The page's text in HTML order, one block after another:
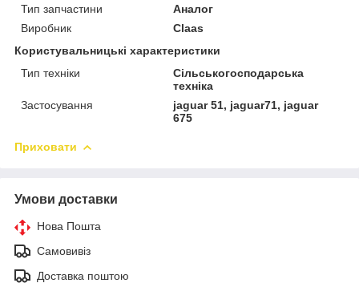
Тип запчастини
Аналог
Виробник
Claas
Користувальницькі характеристики
Тип техніки
Сільськогосподарська
техніка
Застосування
jaguar 51, jaguar71, jaguar
675
Приховати
Умови доставки
Нова Пошта
Самовивіз
Доставка поштою